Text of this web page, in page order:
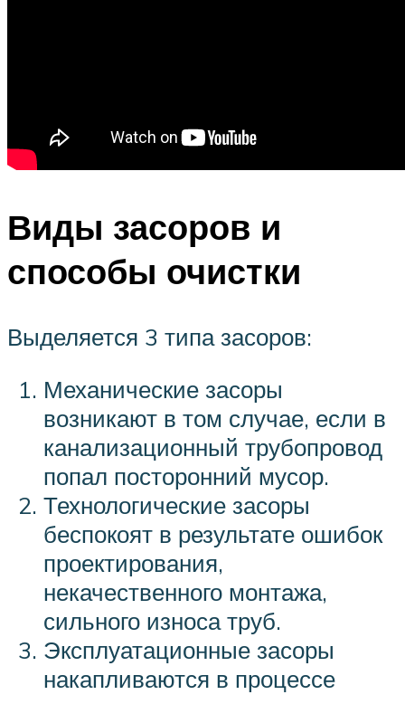
Виды засоров и
способы очистки
Выделяется 3 типа засоров:
Механические засоры
возникают в том случае, если в
канализационный трубопровод
попал посторонний мусор.
Технологические засоры
беспокоят в результате ошибок
проектирования,
некачественного монтажа,
сильного износа труб.
Эксплуатационные засоры
накапливаются в процессе